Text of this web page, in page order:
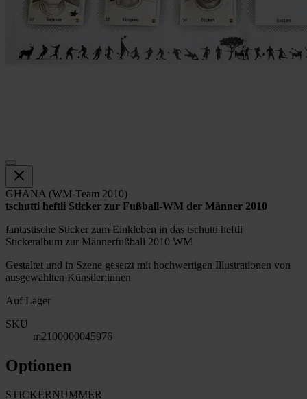
GHANA (WM-Team 2010)
tschutti heftli Sticker zur Fußball-WM der Männer 2010
fantastische Sticker zum Einkleben in das tschutti heftli
Stickeralbum zur Männerfußball 2010 WM
Gestaltet und in Szene gesetzt mit hochwertigen Illustrationen von
ausgewählten Künstler:innen
Auf Lager
SKU
m2100000045976
Optionen
STICKERNUMMER